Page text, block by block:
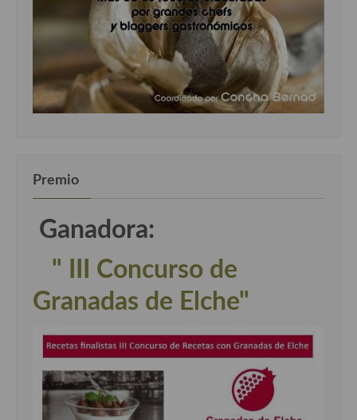
Premio
Ganadora:
" III Concurso de
Granadas de Elche"